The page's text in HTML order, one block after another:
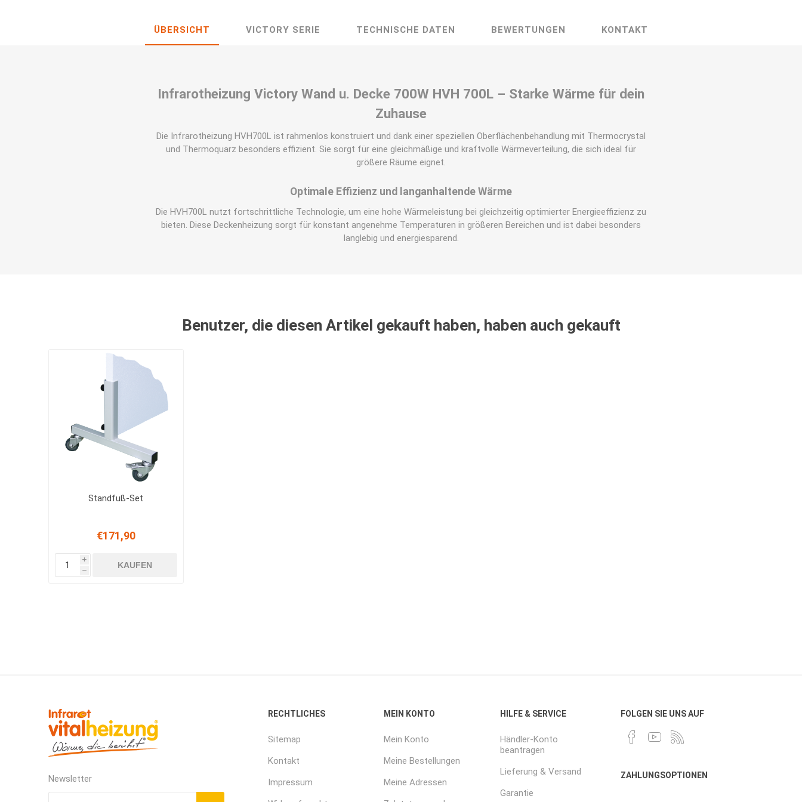
ÜBERSICHT VICTORY SERIE TECHNISCHE DATEN BEWERTUNGEN KONTAKT
Infrarotheizung Victory Wand u. Decke 700W HVH 700L – Starke Wärme für dein
Zuhause
Die Infrarotheizung HVH700L ist rahmenlos konstruiert und dank einer speziellen Oberflächenbehandlung mit Thermocrystal
und Thermoquarz besonders effizient. Sie sorgt für eine gleichmäßige und kraftvolle Wärmeverteilung, die sich ideal für
größere Räume eignet.
Optimale Effizienz und langanhaltende Wärme
Die HVH700L nutzt fortschrittliche Technologie, um eine hohe Wärmeleistung bei gleichzeitig optimierter Energieeffizienz zu
bieten. Diese Deckenheizung sorgt für konstant angenehme Temperaturen in größeren Bereichen und ist dabei besonders
langlebig und energiesparend.
Benutzer, die diesen Artikel gekauft haben, haben auch gekauft
Standfuß-Set
€171,90
i
h
KAUFEN
Newsletter
RECHTLICHES
Sitemap
Kontakt
Impressum
MEIN KONTO
Mein Konto
Meine Bestellungen
Meine Adressen
HILFE & SERVICE
Händler-Konto
beantragen
Lieferung & Versand
Garantie
FOLGEN SIE UNS AUF
ZAHLUNGSOPTIONEN